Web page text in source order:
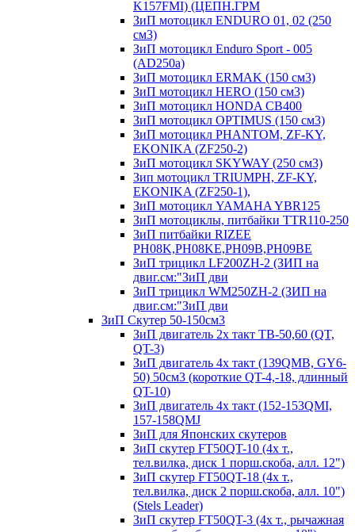
K157FMI) (ЦЕПН.ГРМ
ЗиП мотоцикл ENDURO 01, 02 (250
см3)
ЗиП мотоцикл Enduro Sport - 005
(AD250a)
ЗиП мотоцикл ERMAK (150 см3)
ЗиП мотоцикл HERO (150 см3)
ЗиП мотоцикл HONDA CB400
ЗиП мотоцикл OPTIMUS (150 см3)
ЗиП мотоцикл PHANTOM, ZF-KY,
EKONIKA (ZF250-2)
ЗиП мотоцикл SKYWAY (250 см3)
Зип мотоцикл TRIUMPH, ZF-KY,
EKONIKA (ZF250-1),
ЗиП мотоцикл YAMAHA YBR125
ЗиП мотоциклы, питбайки TTR110-250
ЗиП питбайки RIZEE
PH08K,PH08KE,PH09B,PH09BE
ЗиП трицикл LF200ZH-2 (ЗИП на
двиг.см:"ЗиП дви
ЗиП трицикл WM250ZH-2 (ЗИП на
двиг.см:"ЗиП дви
ЗиП Скутер 50-150см3
ЗиП двигатель 2х такт ТВ-50,60 (QT,
QT-3)
ЗиП двигатель 4х такт (139QMB, GY6-
50) 50см3 (короткие QT-4,-18, длинный
QT-10)
ЗиП двигатель 4х такт (152-153QMI,
157-158QMJ
ЗиП для Японских скутеров
ЗиП скутер FT50QT-10 (4х т.,
тел.вилка, диск 1 порш.скоба, алл. 12")
ЗиП скутер FT50QT-18 (4х т.,
тел.вилка, диск 2 порш.скоба, алл. 10")
(Stels Leader)
ЗиП скутер FT50QT-3 (4х т., рычажная